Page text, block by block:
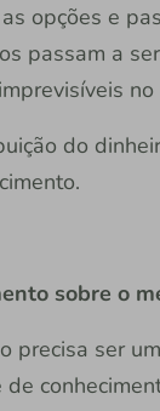
opções e
passam a
do
sobre o
precisa ser